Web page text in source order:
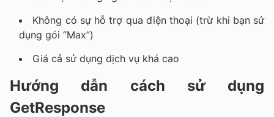
Không có sự hỗ trợ qua điện thoại (trừ khi bạn sử
dụng gói “Max”)
Giá cả sử dụng dịch vụ khá cao
Hướng dẫn cách sử dụng
GetResponse